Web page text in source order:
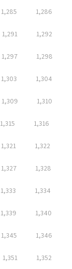
1,285 1,286
1,291 1,292
1,297 1,298
1,303 1,304
1,309 1,310
1,315 1,316
1,321 1,322
1,327 1,328
1,333 1,334
1,339 1,340
1,345 1,346
1,351 1,352